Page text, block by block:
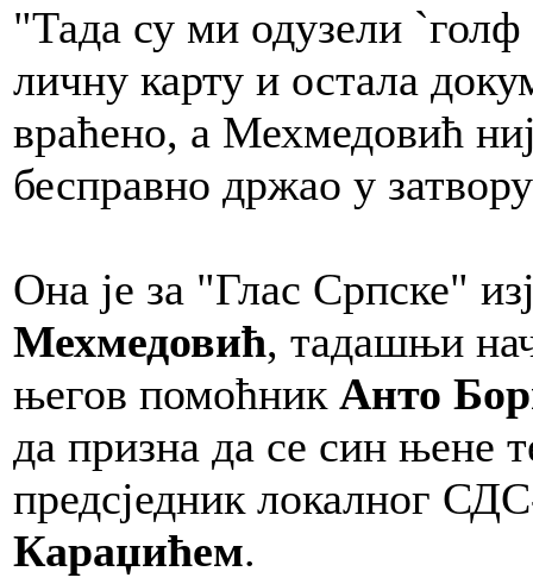
"Тада су ми одузели `голф
личну карту и остала
враћено, а Мехмедовић
бесправно држао у
Она је за "Глас Српске"
Мехмедовић, тадашњи
његов помоћник Анто
да призна да се син њене
предсједник локалног
Караџићем.